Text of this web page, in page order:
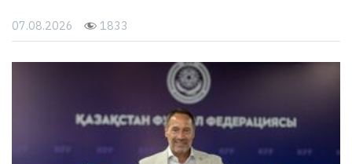
07.08.2026 1833